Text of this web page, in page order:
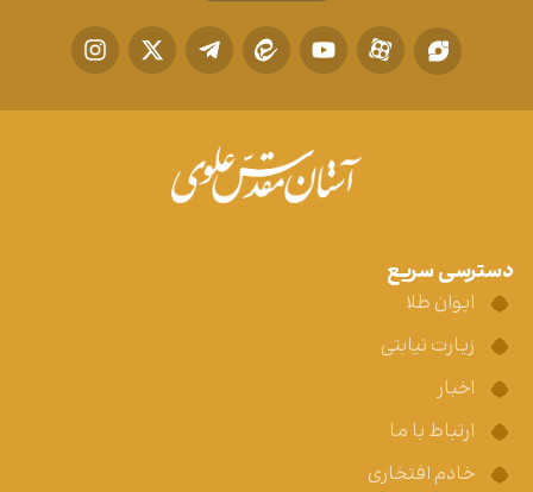
دسترسی سریع
ایوان طلا
زیارت نیابتی
اخبار
ارتباط با ما
خادم افتخاری